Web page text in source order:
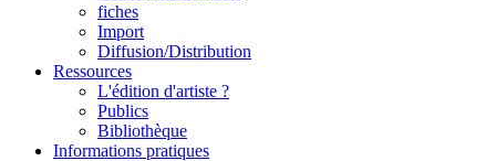
fiches
Import
Diffusion/Distribution
Ressources
L'édition d'artiste ?
Publics
Bibliothèque
Informations pratiques